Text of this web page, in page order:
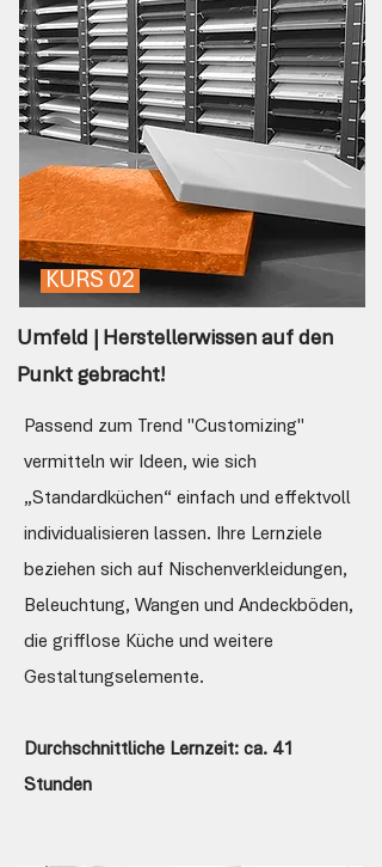
KURS 02
Umfeld | Herstellerwissen auf den
Punkt gebracht!
Passend zum Trend "Customizing"
vermitteln wir Ideen, wie sich
„Standardküchen“ einfach und effektvoll
individualisieren lassen. Ihre Lernziele
beziehen sich auf Nischenverkleidungen,
Beleuchtung, Wangen und Andeckböden,
die grifflose Küche und weitere
Gestaltungselemente.
Durchschnittliche Lernzeit: ca. 41
Stunden